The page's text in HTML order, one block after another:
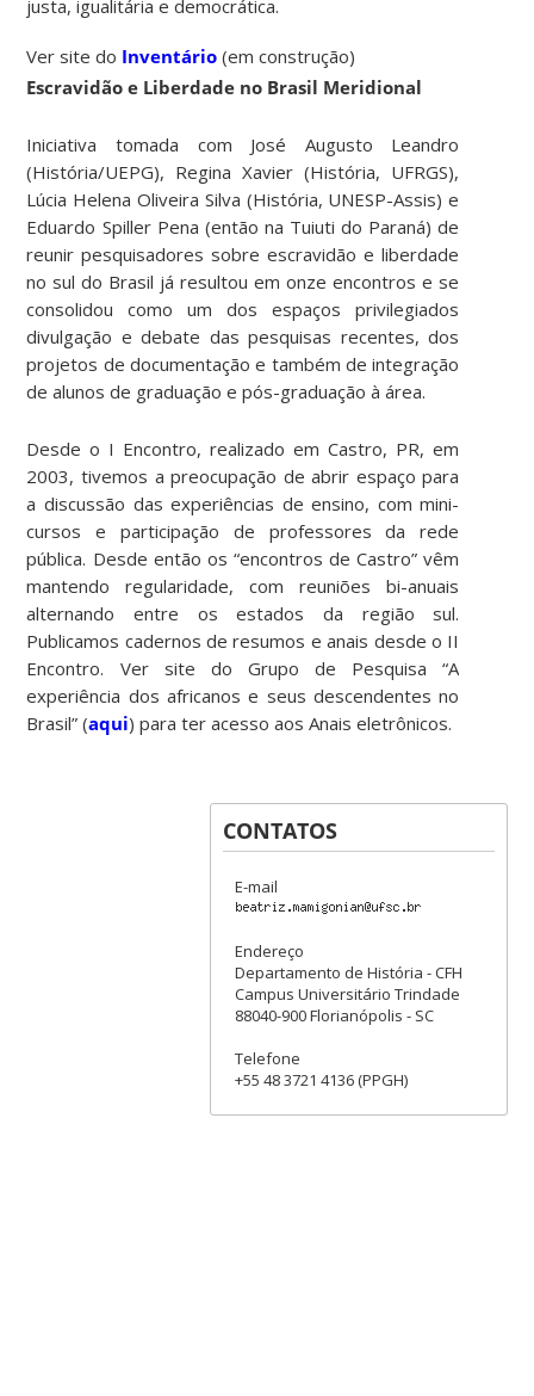
justa, igualitária e democrática.
Ver site do Inventário (em construção)
Escravidão e Liberdade no Brasil Meridional
Iniciativa tomada com José Augusto Leandro
(História/UEPG), Regina Xavier (História, UFRGS),
Lúcia Helena Oliveira Silva (História, UNESP-Assis) e
Eduardo Spiller Pena (então na Tuiuti do Paraná) de
reunir pesquisadores sobre escravidão e liberdade
no sul do Brasil já resultou em onze encontros e se
consolidou como um dos espaços privilegiados
divulgação e debate das pesquisas recentes, dos
projetos de documentação e também de integração
de alunos de graduação e pós-graduação à área.
Desde o I Encontro, realizado em Castro, PR, em
2003, tivemos a preocupação de abrir espaço para
a discussão das experiências de ensino, com mini-
cursos e participação de professores da rede
pública. Desde então os “encontros de Castro” vêm
mantendo regularidade, com reuniões bi-anuais
alternando entre os estados da região sul.
Publicamos cadernos de resumos e anais desde o II
Encontro. Ver site do Grupo de Pesquisa “A
experiência dos africanos e seus descendentes no
Brasil” (aqui) para ter acesso aos Anais eletrônicos.
CONTATOS
E-mail
Endereço
Departamento de História - CFH
Campus Universitário Trindade
88040-900 Florianópolis - SC
Telefone
+55 48 3721 4136 (PPGH)